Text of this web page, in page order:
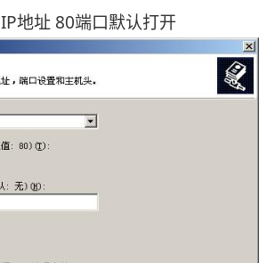
地址 80端口默认打开